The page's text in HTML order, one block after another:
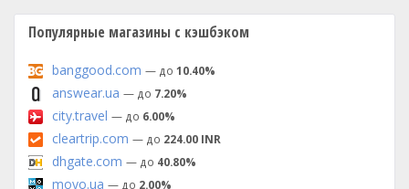
Популярные магазины с кэшбэком
banggood.com — до 10.40%
answear.ua — до 7.20%
city.travel — до 6.00%
cleartrip.com — до 224.00 INR
dhgate.com — до 40.80%
moyo.ua — до 2.00%